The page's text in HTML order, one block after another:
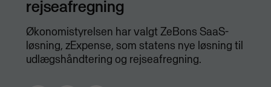
rejseafregning
Økonomistyrelsen har valgt ZeBons SaaS-
løsning, zExpense, som statens nye løsning til
udlægshåndtering og rejseafregning.